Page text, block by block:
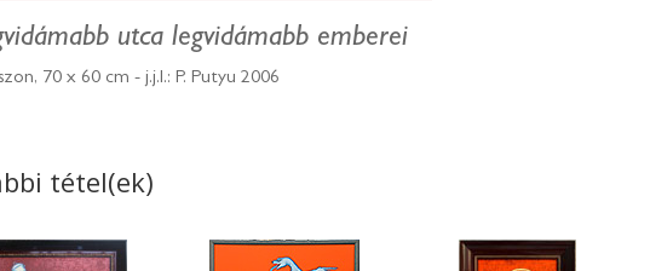
utca legvidámabb emberei
70 x 60 cm - j.j.l.: P. Putyu 2006
tétel(ek)